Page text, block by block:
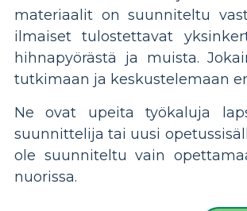
materiaalit on suunniteltu
ilmaiset tulostettavat
hihnapyörästä ja muista.
tutkimaan ja keskustelemaan
Ne ovat upeita työkaluja
suunnittelija tai uusi
ole suunniteltu vain
nuorissa.